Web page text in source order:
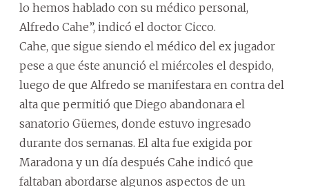
lo hemos hablado con su médico personal,
Alfredo Cahe”, indicó el doctor Cicco.
Cahe, que sigue siendo el médico del ex jugador
pese a que éste anunció el miércoles el despido,
luego de que Alfredo se manifestara en contra del
alta que permitió que Diego abandonara el
sanatorio Güemes, donde estuvo ingresado
durante dos semanas. El alta fue exigida por
Maradona y un día después Cahe indicó que
faltaban abordarse algunos aspectos de un